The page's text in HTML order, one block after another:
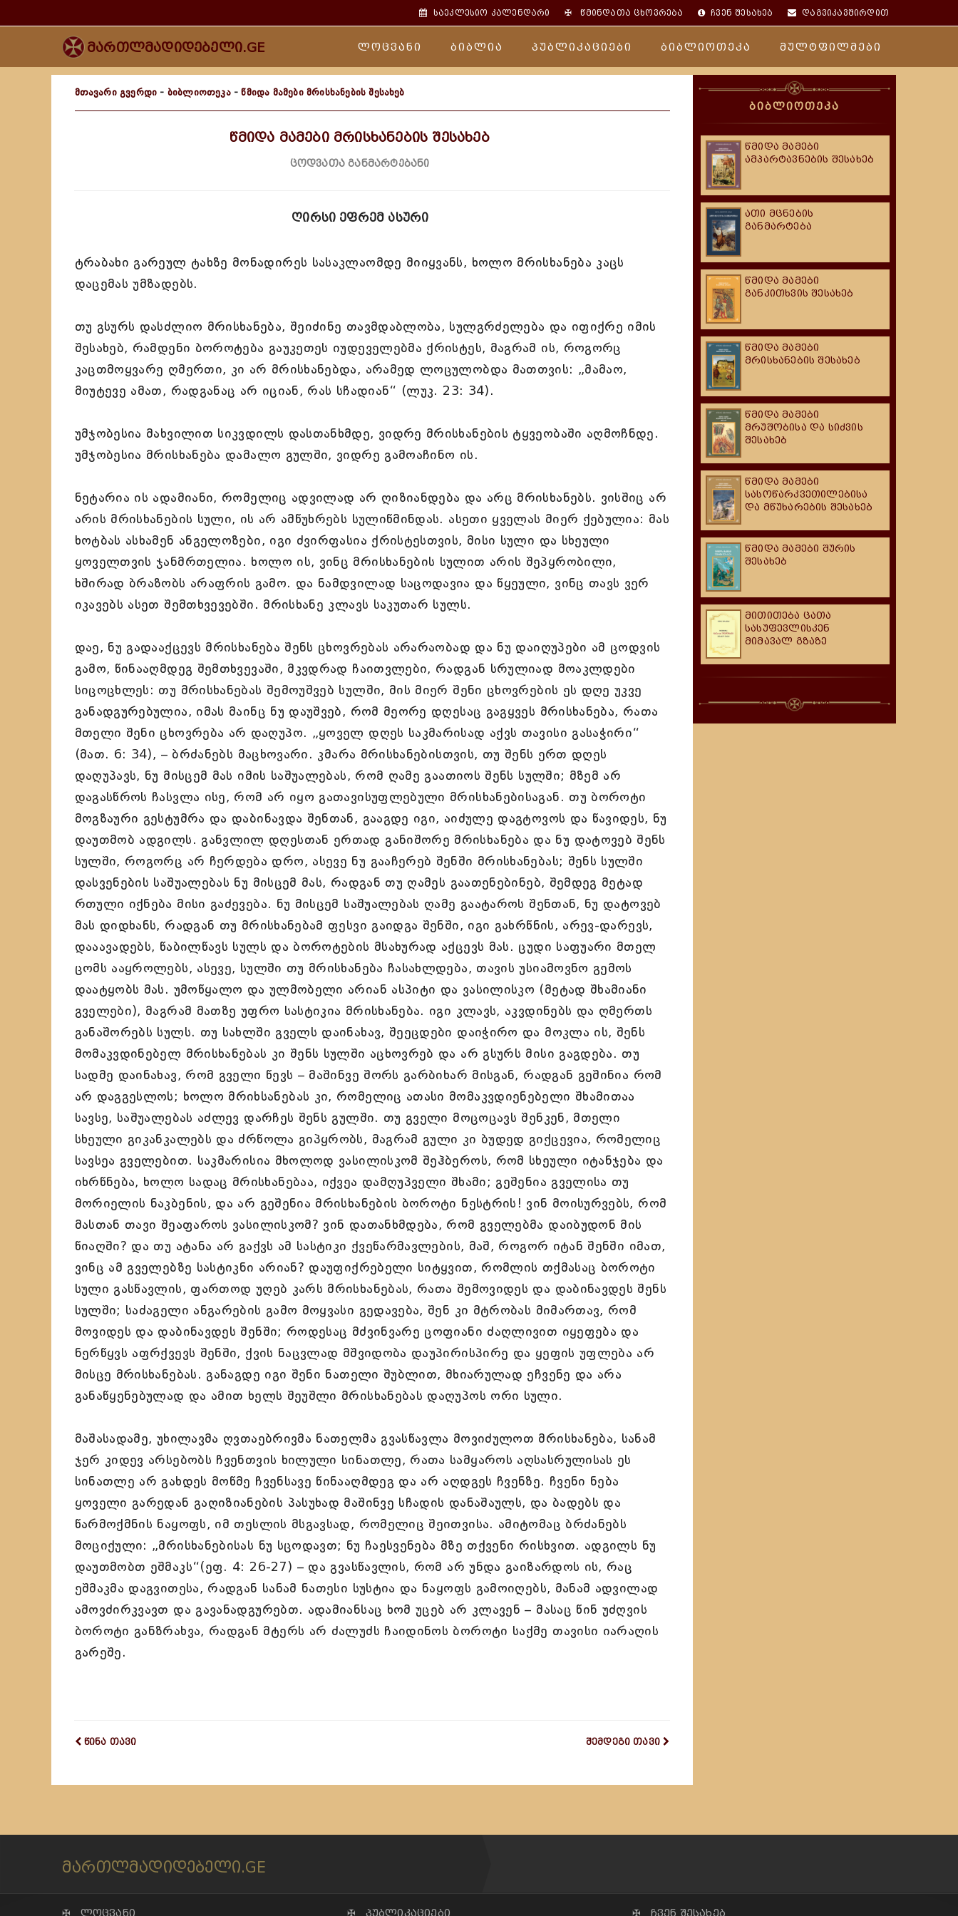
საეკლესიო კალენდარი ✠წმინდათა ცხოვრება ჩვენ შესახებ დაგვიკავშირდით
მართლმადიდებელი.GE ლოცვანი ბიბლია პუბლიკაციები ბიბლიოთეკა მულტფილმები
მთავარი გვერდი - ბიბლიოთეკა-წმიდა მამები მრისხანების შესახებ
წმიდა მამები მრისხანების შესახებ
ცოდვათა განმარტებანი
ღირსი ეფრემ ასური
ტრაბახი გარეულ ტახზე მონადირეს სასაკლაომდე მიიყვანს, ხოლო მრისხანება კაცს
დაცემას უმზადებს.
თუ გსურს დასძლიო მრისხანება, შეიძინე თავმდაბლობა, სულგრძელება და იფიქრე იმის
შესახებ, რამდენი ბოროტება გაუკეთეს იუდეველებმა ქრისტეს, მაგრამ ის, როგორც
კაცთმოყვარე ღმერთი, კი არ მრისხანებდა, არამედ ლოცულობდა მათთვის: „მამაო,
მიუტევე ამათ, რადგანაც არ იციან, რას სჩადიან“ (ლუკ. 23: 34).
უმჯობესია მახვილით სიკვდილს დასთანხმდე, ვიდრე მრისხანების ტყვეობაში აღმოჩნდე.
უმჯობესია მრისხანება დამალო გულში, ვიდრე გამოაჩინო ის.
ნეტარია ის ადამიანი, რომელიც ადვილად არ ღიზიანდება და არც მრისხანებს. ვისშიც არ
არის მრისხანების სული, ის არ ამწუხრებს სულიწმინდას. ასეთი ყველას მიერ ქებულია: მას
ხოტბას ასხამენ ანგელოზები, იგი ძვირფასია ქრისტესთვის, მისი სული და სხეული
ყოველთვის ჯანმრთელია. ხოლო ის, ვინც მრისხანების სულით არის შეპყრობილი,
ხშირად ბრაზობს არაფრის გამო. და ნამდვილად საცოდავია და წყეული, ვინც თავს ვერ
იკავებს ასეთ შემთხვევებში. მრისხანე კლავს საკუთარ სულს.
დაე, ნუ გადააქცევს მრისხანება შენს ცხოვრებას არარაობად და ნუ დაიღუპები ამ ცოდვის
გამო, წინააღმდეგ შემთხვევაში, მკვდრად ჩაითვლები, რადგან სრულიად მოაკლდები
სიცოცხლეს: თუ მრისხანებას შემოუშვებ სულში, მის მიერ შენი ცხოვრების ეს დღე უკვე
განადგურებულია, იმას მაინც ნუ დაუშვებ, რომ მეორე დღესაც გაგყვეს მრისხანება, რათა
მთელი შენი ცხოვრება არ დაღუპო. „ყოველ დღეს საკმარისად აქვს თავისი გასაჭირი“
(მათ. 6: 34), – ბრძანებს მაცხოვარი. კმარა მრისხანებისთვის, თუ შენს ერთ დღეს
დაღუპავს, ნუ მისცემ მას იმის საშუალებას, რომ ღამე გაათიოს შენს სულში; მზემ არ
დაგასწროს ჩასვლა ისე, რომ არ იყო გათავისუფლებული მრისხანებისაგან. თუ ბოროტი
მოგზაური გესტუმრა და დაბინავდა შენთან, გააგდე იგი, აიძულე დაგტოვოს და წავიდეს, ნუ
დაუთმობ ადგილს. განვლილ დღესთან ერთად განიშორე მრისხანება და ნუ დატოვებ შენს
სულში, როგორც არ ჩერდება დრო, ასევე ნუ გააჩერებ შენში მრისხანებას; შენს სულში
დასვენების საშუალებას ნუ მისცემ მას, რადგან თუ ღამეს გაათენებინებ, შემდეგ მეტად
რთული იქნება მისი გაძევება. ნუ მისცემ საშუალებას ღამე გაატაროს შენთან, ნუ დატოვებ
მას დიდხანს, რადგან თუ მრისხანებამ ფესვი გაიდგა შენში, იგი გახრწნის, არევ-დარევს,
დააავადებს, წაბილწავს სულს და ბოროტების მსახურად აქცევს მას. ცუდი საფუარი მთელ
ცომს ააყროლებს, ასევე, სულში თუ მრისხანება ჩასახლდება, თავის უსიამოვნო გემოს
დაატყობს მას. უმოწყალო და ულმობელი არიან ასპიტი და ვასილისკო (მეტად შხამიანი
გველები), მაგრამ მათზე უფრო სასტიკია მრისხანება. იგი კლავს, აკვდინებს და ღმერთს
განაშორებს სულს. თუ სახლში გველს დაინახავ, შეეცდები დაიჭირო და მოკლა ის, შენს
მომაკვდინებელ მრისხანებას კი შენს სულში აცხოვრებ და არ გსურს მისი გაგდება. თუ
სადმე დაინახავ, რომ გველი წევს – მაშინვე შორს გარბიხარ მისგან, რადგან გეშინია რომ
არ დაგგესლოს; ხოლო მრიხსანებას კი, რომელიც ათასი მომაკვდიენებელი შხამითაა
სავსე, საშუალებას აძლევ დარჩეს შენს გულში. თუ გველი მოცოცავს შენკენ, მთელი
სხეული გიკანკალებს და ძრწოლა გიპყრობს, მაგრამ გული კი ბუდედ გიქცევია, რომელიც
სავსეა გველებით. საკმარისია მხოლოდ ვასილისკომ შეჰბეროს, რომ სხეული იტანჯება და
იხრწნება, ხოლო სადაც მრისხანებაა, იქვეა დამღუპველი შხამი; გეშენია გველისა თუ
მორიელის ნაკბენის, და არ გეშენია მრისხანების ბოროტი ნესტრის! ვინ მოისურვებს, რომ
მასთან თავი შეაფაროს ვასილისკომ? ვინ დათანხმდება, რომ გველებმა დაიბუდონ მის
წიაღში? და თუ ატანა არ გაქვს ამ სასტიკი ქვეწარმავლების, მაშ, როგორ იტან შენში იმათ,
ვინც ამ გველებზე სასტიკნი არიან? დაუფიქრებელი სიტყვით, რომლის თქმასაც ბოროტი
სული გასწავლის, ფართოდ უღებ კარს მრისხანებას, რათა შემოვიდეს და დაბინავდეს შენს
სულში; საძაგელი ანგარების გამო მოყვასი გედავება, შენ კი მტრობას მიმართავ, რომ
მოვიდეს და დაბინავდეს შენში; როდესაც მძვინვარე ცოფიანი ძაღლივით იყეფება და
ნერწყვს აფრქვევს შენში, ქვის ნაცვლად მშვიდობა დაუპირისპირე და ყეფის უფლება არ
მისცე მრისხანებას. განაგდე იგი შენი ნათელი შუბლით, მხიარულად ეჩვენე და არა
განაწყენებულად და ამით ხელს შეუშლი მრისხანებას დაღუპოს ორი სული.
მაშასადამე, უხილავმა ღვთაებრივმა ნათელმა გვასწავლა მოვიძულოთ მრისხანება, სანამ
ჯერ კიდევ არსებობს ჩვენთვის ხილული სინათლე, რათა სამყაროს აღსასრულისას ეს
სინათლე არ გახდეს მოწმე ჩვენსავე წინააღმდეგ და არ აღდგეს ჩვენზე. ჩვენი ნება
ყოველი გარედან გაღიზიანების პასუხად მაშინვე სჩადის დანაშაულს, და ბადებს და
წარმოქმნის ნაყოფს, იმ თესლის მსგავსად, რომელიც შეითვისა. ამიტომაც ბრძანებს
მოციქული: „მრისხანებისას ნუ სცოდავთ; ნუ ჩაესვენება მზე თქვენი რისხვით. ადგილს ნუ
დაუთმობთ ეშმაკს“(ეფ. 4: 26-27) – და გვასწავლის, რომ არ უნდა გაიზარდოს ის, რაც
ეშმაკმა დაგვითესა, რადგან სანამ ნათესი სუსტია და ნაყოფს გამოიღებს, მანამ ადვილად
ამოვძირკვავთ და გავანადგურებთ. ადამიანსაც ხომ უცებ არ კლავენ – მასაც წინ უძღვის
ბოროტი განზრახვა, რადგან მტერს არ ძალუძს ჩაიდინოს ბოროტი საქმე თავისი იარაღის
გარეშე.
წინა თავი შემდეგი თავი
ბიბლიოთეკა
წმიდა მამები
ამპარტავნების შესახებ
ათი მცნების
განმარტება
წმიდა მამები
განკითხვის შესახებ
წმიდა მამები
მრისხანების შესახებ
წმიდა მამები
მრუშობისა და სიძვის
შესახებ
წმიდა მამები
სასოწარკვეთილებისა
და მწუხარების შესახებ
წმიდა მამები შურის
შესახებ
მითითება ცათა
სასუფევლისკენ
მიმავალ გზაზე
მართლმადიდებელი.GE
✠ ლოცვანი ✠ პუბლიკაციები ✠ ჩვენ შესახებ